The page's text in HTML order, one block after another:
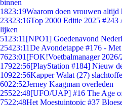
binnen
1823:19Waarom doen vrouwen
23323:16Top 2000 Editie 2025
lijken
51 23:11 [NPO1] Goedenavond
25423:11De Avondetappe #176 -
7623:01 [FOK!Voetbalmanager
17922:56[PlayStation #184] Nieuw
10922:56Kapper Walat (27)
6022:52Jerney Kaagman overleden
25522:48[UFO/UAP] #16 The Age
7522:48Het Moestuintopic #37